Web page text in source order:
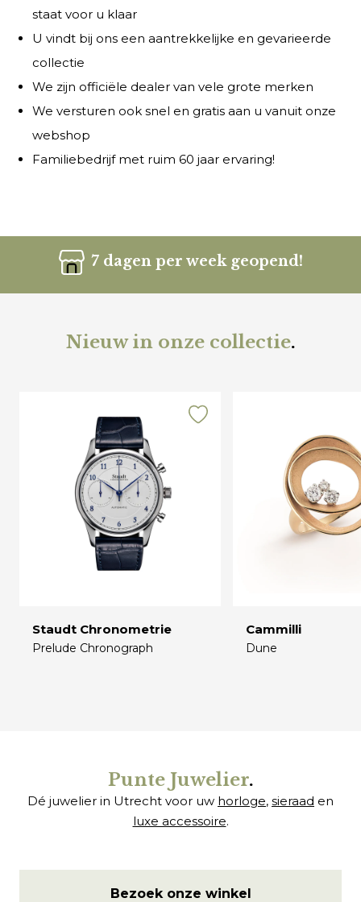
staat voor u klaar
U vindt bij ons een aantrekkelijke en gevarieerde
collectie
We zijn officiële dealer van vele grote merken
We versturen ook snel en gratis aan u vanuit onze
webshop
Familiebedrijf met ruim 60 jaar ervaring!
7 dagen per week geopend!
Nieuw in onze collectie.
Staudt Chronometrie
Prelude Chronograph
Cammilli
Dune
Punte Juwelier.
Dé juwelier in Utrecht voor uw horloge, sieraad en
luxe accessoire.
Bezoek onze winkel